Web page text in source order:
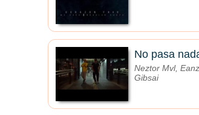
No pasa
Neztor Mvl,
Gibsai